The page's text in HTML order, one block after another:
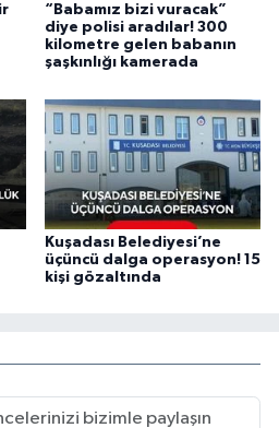
“Babamız bizi vuracak”
diye polisi aradılar! 300
kilometre gelen babanın
şaşkınlığı kamerada
Kuşadası Belediyesi’ne
üçüncü dalga operasyon! 15
kişi gözaltında